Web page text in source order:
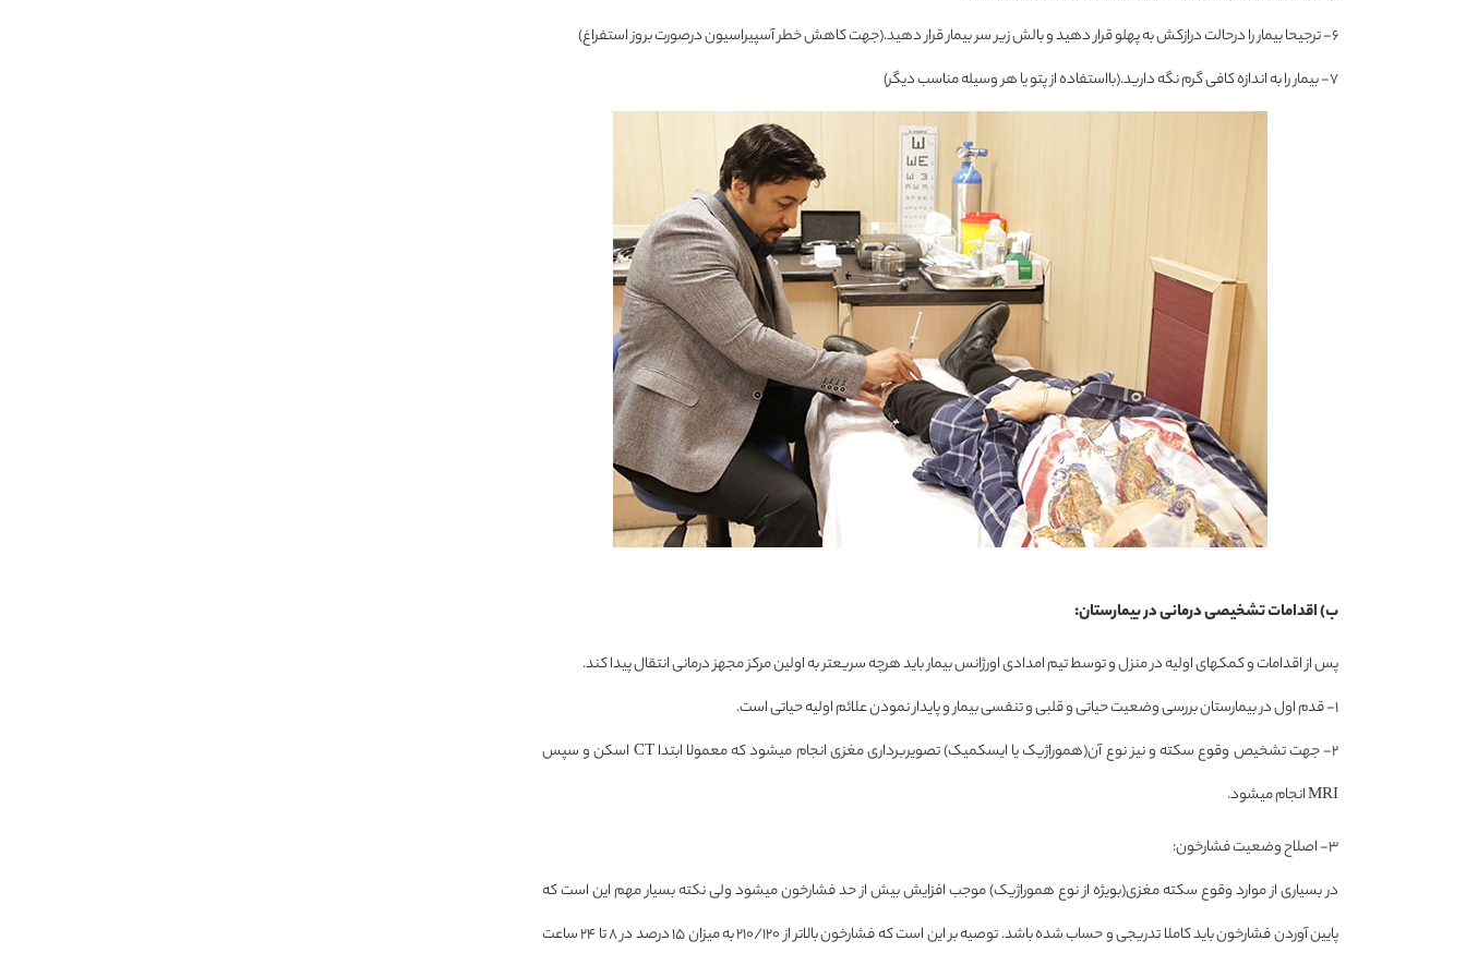
۶- ترجیحا بیمار را درحالت درازکش به پهلو قرار دهید و بالش زیر سر بیمار قرار دهید.(جهت کاهش خطر آسپیراسیون درصورت بروز استفراغ)
۷- بیمار را به اندازه کافی گرم نگه دارید.(بااستفاده از پتو یا هر وسیله مناسب دیگر)
ب) اقدامات تشخیصی درمانی در بیمارستان:
پس از اقدامات و کمکهای اولیه در منزل و توسط تیم امدادی اورژانس بیمار باید هرچه سریعتر به اولین مرکز مجهز درمانی انتقال پیدا کند.
۱- قدم اول در بیمارستان بررسی وضعیت حیاتی و قلبی و تنفسی بیمار و پایدار نمودن علائم اولیه حیاتی است.
۲- جهت تشخیص وقوع سکته و نیز نوع آن(هموراژیک یا ایسکمیک) تصویربرداری مغزی انجام میشود که معمولا ابتدا CT اسکن و سپس
MRI انجام میشود.
۳- اصلاح وضعیت فشارخون:
در بسیاری از موارد وقوع سکته مغزی(بویژه از نوع هموراژیک) موجب افزایش بیش از حد فشارخون میشود ولی نکته بسیار مهم این است که
پایین آوردن فشارخون باید کاملا تدریجی و حساب شده باشد‌. توصیه بر این است که فشارخون بالاتر از ۲۱۰/۱۲۰ به میزان ۱۵ درصد در ۸ تا ۲۴ ساعت